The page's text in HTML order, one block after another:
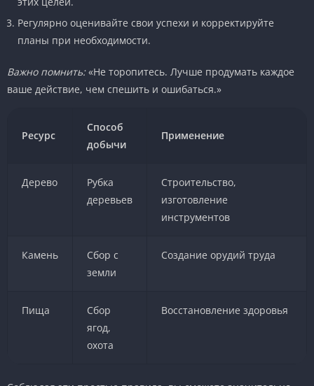
Регулярно оценивайте свои успехи и корректируйте
планы при необходимости.
Важно помнить:«Не торопитесь. Лучше продумать каждое
ваше действие, чем спешить и ошибаться.»
Ресурс
Способ
добычи
Применение
Дерево
Рубка
деревьев
Строительство,
изготовление
инструментов
Камень
Сбор с
земли
Создание орудий труда
Пища
Сбор
ягод,
охота
Восстановление здоровья